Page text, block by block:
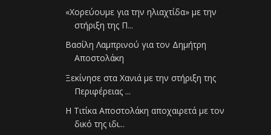
«Χορεύουμε για την ηλιαχτίδα» με την
στήριξη της Π...
Βασίλη Λαμπρινού για τον Δημήτρη
Αποστολάκη
Ξεκίνησε στα Χανιά με την στήριξη της
Περιφέρειας ...
Η Τιτίκα Αποστολάκη αποχαιρετά με τον
δικό της ιδι...